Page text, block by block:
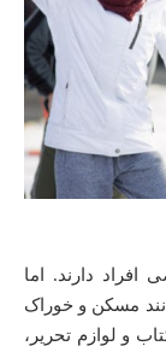
دارند. اما
مسکن و خوراک
و لوازم تحریر،